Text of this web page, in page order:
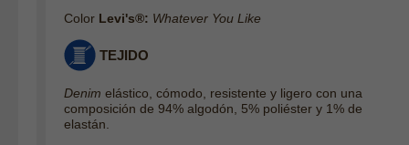
Color Levi's®: Whatever You Like
TEJIDO
Denim elástico, cómodo, resistente y ligero con una
composición de 94% algodón, 5% poliéster y 1% de
elastán.